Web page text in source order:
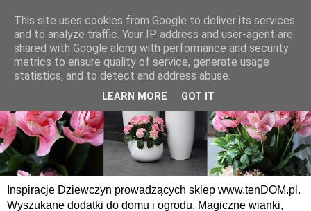
Inspiracje Dziewczyn prowadzących sklep www.tenDOM.pl.
Wyszukane dodatki do domu i ogrodu. Magiczne wianki,
This site uses cookies from Google to deliver its services
and to analyze traffic. Your IP address and user-agent are
shared with Google along with performance and security
metrics to ensure quality of service, generate usage
statistics, and to detect and address abuse.
LEARN MORE GOT IT